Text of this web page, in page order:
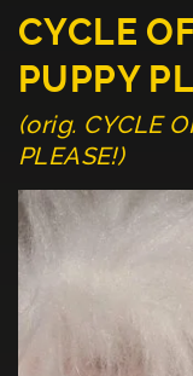
CYCLE
PUPPY
(orig. CYCLE
PLEASE!)